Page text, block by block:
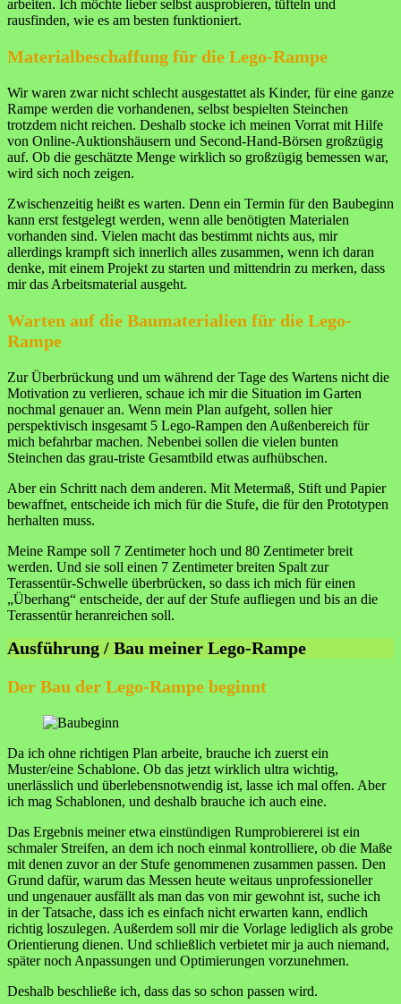
arbeiten. Ich möchte lieber selbst ausprobieren, tüfteln und
rausfinden, wie es am besten funktioniert.
Materialbeschaffung für die Lego-Rampe
Wir waren zwar nicht schlecht ausgestattet als Kinder, für eine ganze
Rampe werden die vorhandenen, selbst bespielten Steinchen
trotzdem nicht reichen. Deshalb stocke ich meinen Vorrat mit Hilfe
von Online-Auktionshäusern und Second-Hand-Börsen großzügig
auf. Ob die geschätzte Menge wirklich so großzügig bemessen war,
wird sich noch zeigen.
Zwischenzeitig heißt es warten. Denn ein Termin für den Baubeginn
kann erst festgelegt werden, wenn alle benötigten Materialen
vorhanden sind. Vielen macht das bestimmt nichts aus, mir
allerdings krampft sich innerlich alles zusammen, wenn ich daran
denke, mit einem Projekt zu starten und mittendrin zu merken, dass
mir das Arbeitsmaterial ausgeht.
Warten auf die Baumaterialien für die Lego-
Rampe
Zur Überbrückung und um während der Tage des Wartens nicht die
Motivation zu verlieren, schaue ich mir die Situation im Garten
nochmal genauer an. Wenn mein Plan aufgeht, sollen hier
perspektivisch insgesamt 5 Lego-Rampen den Außenbereich für
mich befahrbar machen. Nebenbei sollen die vielen bunten
Steinchen das grau-triste Gesamtbild etwas aufhübschen.
Aber ein Schritt nach dem anderen. Mit Metermaß, Stift und Papier
bewaffnet, entscheide ich mich für die Stufe, die für den Prototypen
herhalten muss.
Meine Rampe soll 7 Zentimeter hoch und 80 Zentimeter breit
werden. Und sie soll einen 7 Zentimeter breiten Spalt zur
Terassentür-Schwelle überbrücken, so dass ich mich für einen
„Überhang“ entscheide, der auf der Stufe aufliegen und bis an die
Terassentür heranreichen soll.
Ausführung / Bau meiner Lego-Rampe
Der Bau der Lego-Rampe beginnt
Da ich ohne richtigen Plan arbeite, brauche ich zuerst ein
Muster/eine Schablone. Ob das jetzt wirklich ultra wichtig,
unerlässlich und überlebensnotwendig ist, lasse ich mal offen. Aber
ich mag Schablonen, und deshalb brauche ich auch eine.
Das Ergebnis meiner etwa einstündigen Rumprobiererei ist ein
schmaler Streifen, an dem ich noch einmal kontrolliere, ob die Maße
mit denen zuvor an der Stufe genommenen zusammen passen. Den
Grund dafür, warum das Messen heute weitaus unprofessioneller
und ungenauer ausfällt als man das von mir gewohnt ist, suche ich
in der Tatsache, dass ich es einfach nicht erwarten kann, endlich
richtig loszulegen. Außerdem soll mir die Vorlage lediglich als grobe
Orientierung dienen. Und schließlich verbietet mir ja auch niemand,
später noch Anpassungen und Optimierungen vorzunehmen.
Deshalb beschließe ich, dass das so schon passen wird.